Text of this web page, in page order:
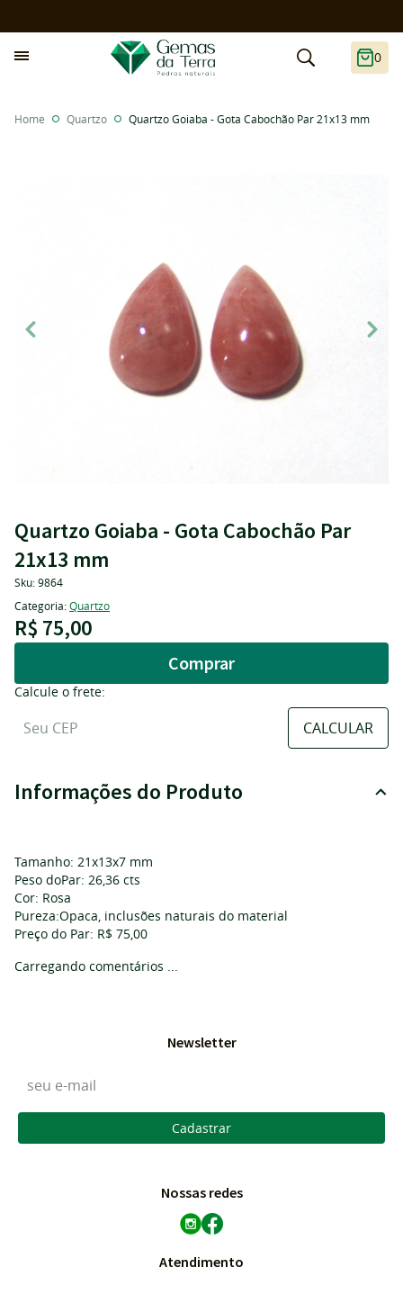
0
Home Quartzo Quartzo Goiaba - Gota Cabochão Par 21x13 mm
Quartzo Goiaba - Gota Cabochão Par
21x13 mm
Sku:9864
Categoria:Quartzo
R$ 75,00
Comprar
Calcule o frete:
Informações do Produto
Tamanho: 21x13x7 mm
Peso doPar: 26,36 cts
Cor: Rosa
Pureza:Opaca, inclusões naturais do material
Preço do Par: R$ 75,00
Carregando comentários ...
Newsletter
Cadastrar
Nossas redes
Atendimento